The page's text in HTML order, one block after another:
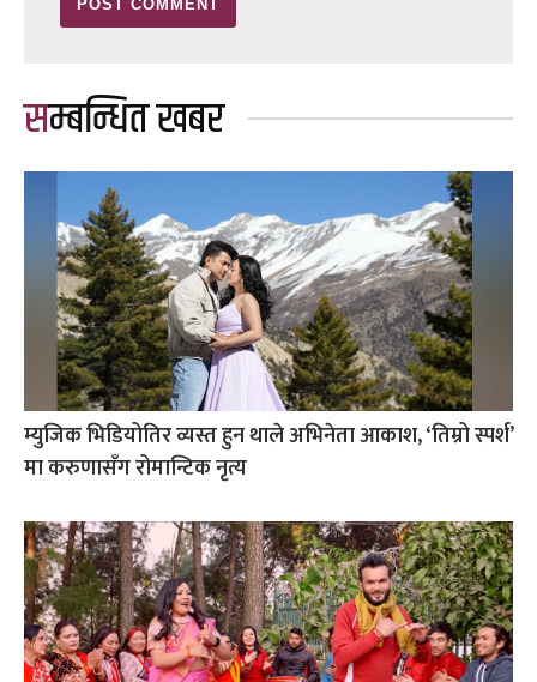
सम्बन्धित खबर
म्युजिक भिडियोतिर व्यस्त हुन थाले अभिनेता आकाश, ‘तिम्रो स्पर्श’
मा करुणासँग रोमान्टिक नृत्य